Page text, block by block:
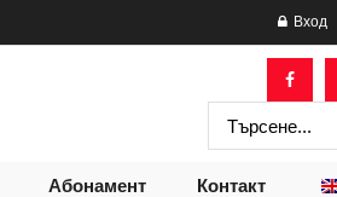
Вход
Абонамент Контакт